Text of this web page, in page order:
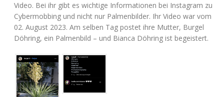
Video. Bei ihr gibt es wich­ti­ge Infor­ma­tio­nen bei Insta­gram zu
Cyber­mob­bing und nicht nur Pal­men­bil­der. Ihr Video war vom
02. August 2023. Am sel­ben Tag pos­tet ihre Mut­ter, Bur­gel
Döh­ring, ein Pal­men­bild – und Bian­ca Döh­ring ist begeistert.